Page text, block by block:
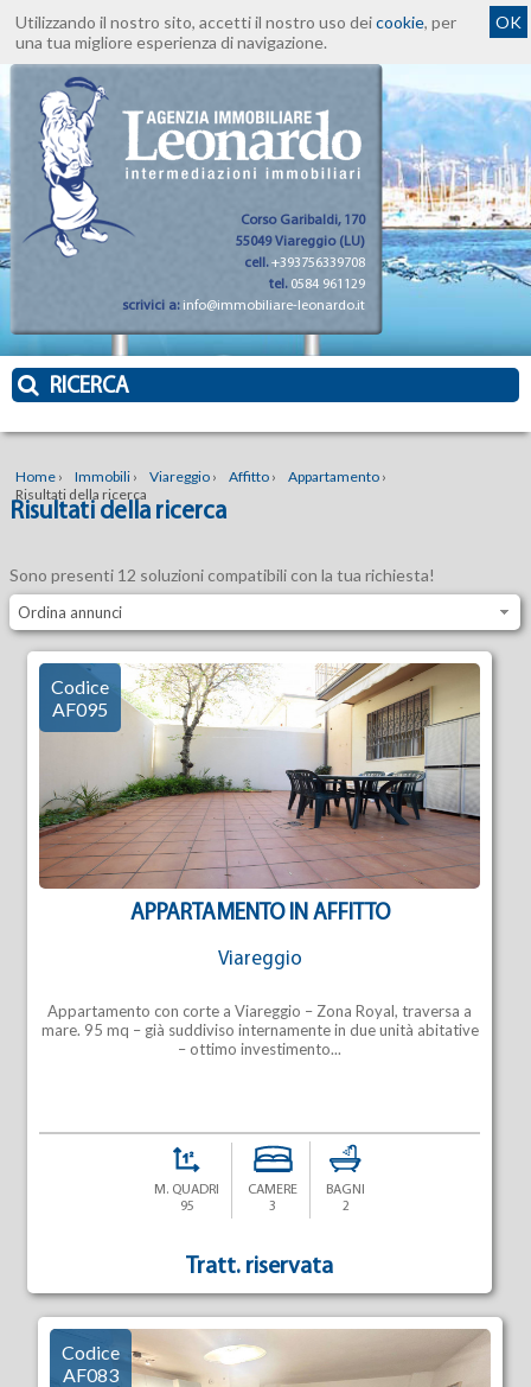
Utilizzando il nostro sito, accetti il nostro uso deicookie, per
una tua migliore esperienza di navigazione.
OK
Corso Garibaldi, 170
55049 Viareggio (LU)
cell.+393756339708
tel. 0584 961129
scrivici a: info@immobiliare-leonardo.it
RICERCA
Home › Immobili › Viareggio › Affitto › Appartamento ›
Risultati della ricerca
Risultati della ricerca
Sono presenti 12 soluzioni compatibili con la tua richiesta!
Ordina annunci
APPARTAMENTO IN AFFITTO
Viareggio
Codice
AF095
Appartamento con corte a Viareggio – Zona Royal, traversa a
mare. 95 mq – già suddiviso internamente in due unità abitative
– ottimo investimento...
M. QUADRI
95
CAMERE
3
BAGNI
2
Tratt. riservata
Codice
AF083